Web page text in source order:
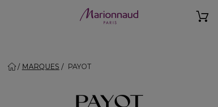
MARQUES PAYOT